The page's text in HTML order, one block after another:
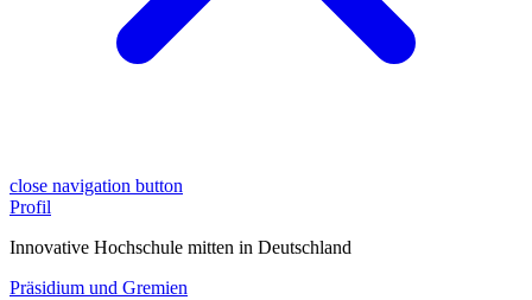
close navigation button
Profil
Innovative Hochschule mitten in Deutschland
Präsidium und Gremien